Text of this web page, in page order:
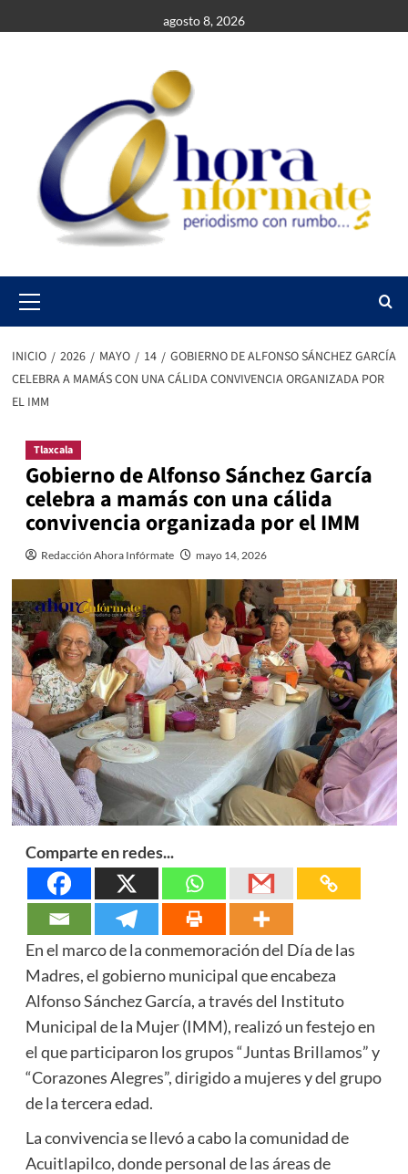
al
agosto 8, 2026
Menu
INICIO 2026 MAYO 14
GOBIERNO DE ALFONSO SÁNCHEZ GARCÍA
CELEBRA A MAMÁS CON UNA CÁLIDA CONVIVENCIA ORGANIZADA POR
EL IMM
Tlaxcala
Gobierno de Alfonso Sánchez García
celebra a mamás con una cálida
convivencia organizada por el IMM
Redacción Ahora Infórmate mayo 14, 2026
Comparte en redes...
En el marco de la conmemoración del Día de las
Madres, el gobierno municipal que encabeza
Alfonso Sánchez García, a través del Instituto
Municipal de la Mujer (IMM), realizó un festejo en
el que participaron los grupos “Juntas Brillamos” y
“Corazones Alegres”, dirigido a mujeres y del grupo
de la tercera edad.
La convivencia se llevó a cabo la comunidad de
Acuitlapilco, donde personal de las áreas de